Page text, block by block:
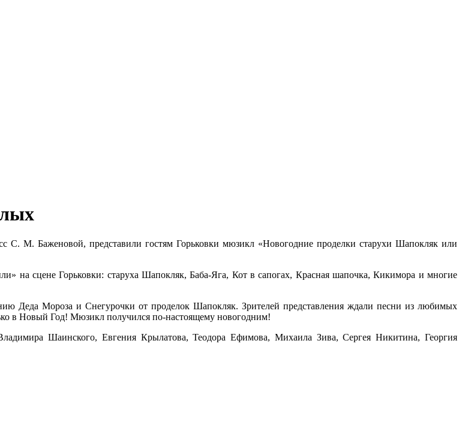
М. Баженовой, представили гостям Горьковки мюзикл «Новогодние проделки старухи Шапокляк или
на сцене Горьковки: старуха Шапокляк, Баба-Яга, Кот в сапогах, Красная шапочка, Кикимора и многие
Деда Мороза и Снегурочки от проделок Шапокляк. Зрителей представления ждали песни из любимых
в Новый Год! Мюзикл получился по-настоящему новогодним!
Шаинского, Евгения Крылатова, Теодора Ефимова, Михаила Зива, Сергея Никитина, Георгия